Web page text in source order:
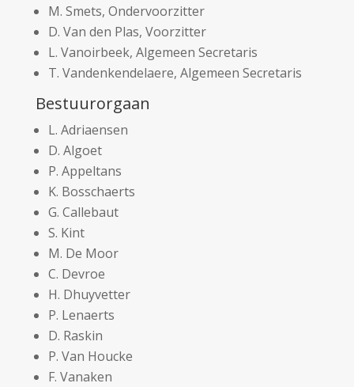
M. Smets, Ondervoorzitter
D. Van den Plas, Voorzitter
L. Vanoirbeek, Algemeen Secretaris
T. Vandenkendelaere, Algemeen Secretaris
Bestuurorgaan
L. Adriaensen
D. Algoet
P. Appeltans
K. Bosschaerts
G. Callebaut
S. Kint
M. De Moor
C. Devroe
H. Dhuyvetter
P. Lenaerts
D. Raskin
P. Van Houcke
F. Vanaken